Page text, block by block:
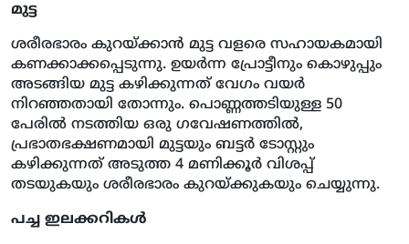
മുട്ട
ശരീരഭാരം കുറയ്ക്കാൻ മുട്ട വളരെ സഹായകമായി
കണക്കാക്കപ്പെടുന്നു. ഉയർന്ന പ്രോട്ടീനും കൊഴുപ്പും
അടങ്ങിയ മുട്ട കഴിക്കുന്നത് വേഗം വയർ
നിറഞ്ഞതായി തോന്നും. പൊണ്ണത്തടിയുള്ള 50
പേരിൽ നടത്തിയ ഒരു ഗവേഷണത്തിൽ,
പ്രഭാതഭക്ഷണമായി മുട്ടയും ബട്ടർ ടോസ്റ്റും
കഴിക്കുന്നത് അടുത്ത 4 മണിക്കൂർ വിശപ്പ്
തടയുകയും ശരീരഭാരം കുറയ്ക്കുകയും ചെയ്യുന്നു.
പച്ച ഇലക്കറികൾ